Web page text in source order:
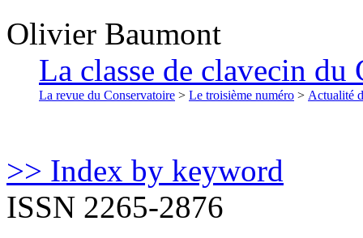
Olivier Baumont
La classe de clavecin du
La revue du Conservatoire > Le troisième numéro > Actualité
>> Index by keyword
ISSN 2265-2876